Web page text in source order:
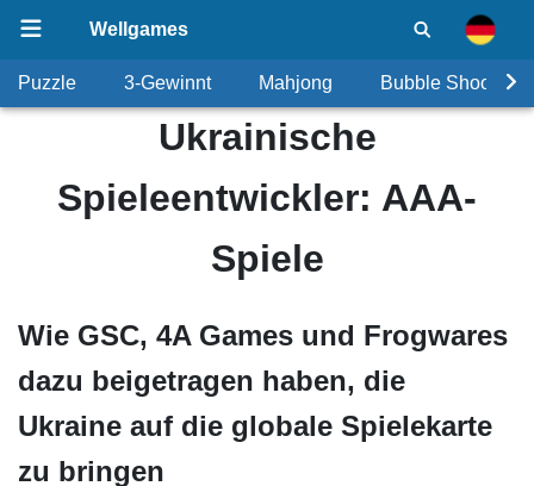
Wellgames
Puzzle 3-Gewinnt Mahjong Bubble Shooter
Ukrainische
Spieleentwickler: AAA-
Spiele
Wie GSC, 4A Games und Frogwares
dazu beigetragen haben, die
Ukraine auf die globale Spielekarte
zu bringen